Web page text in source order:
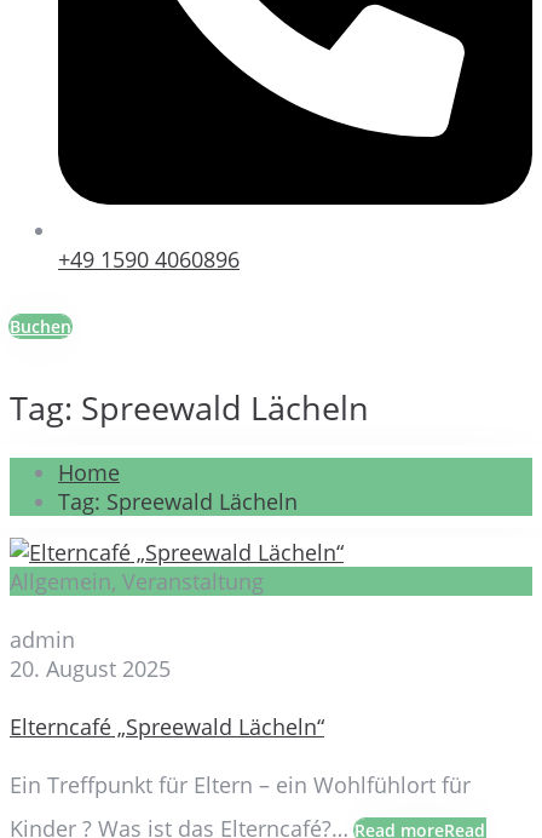
+49 1590 4060896
Buchen
Tag: Spreewald Lächeln
Home
Tag: Spreewald Lächeln
Allgemein, Veranstaltung
admin
20. August 2025
Elterncafé „Spreewald Lächeln“
Ein Treffpunkt für Eltern – ein Wohlfühlort für
Kinder ? Was ist das Elterncafé?…Read moreRead